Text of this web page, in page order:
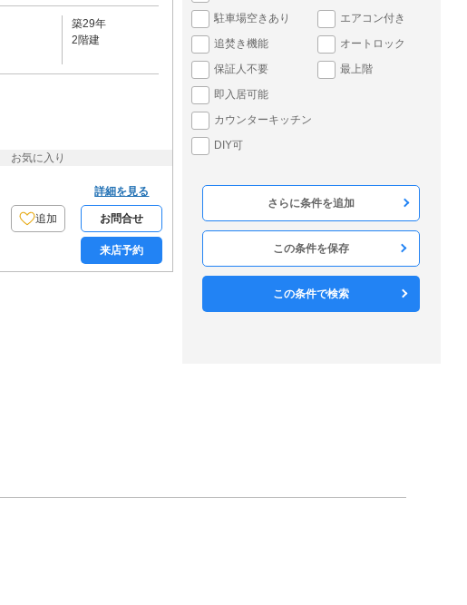
駐車場空きあり
エアコン付き
追焚き機能
オートロック
保証人不要
最上階
即入居可能
カウンターキッチン
DIY可
木造
軽量鉄骨 鉄骨造
RC
方角
東 南東
南西
西 北西
この条件を保存
この条件で検索
築29年
2階建
お気に入り
追加
詳細を見る
お問合せ
来店予約